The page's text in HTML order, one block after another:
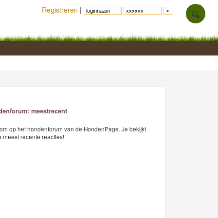
meestrecent
op het hondenforum van de HondenPage. Je bekijkt
meest recente reacties!
Registreren |